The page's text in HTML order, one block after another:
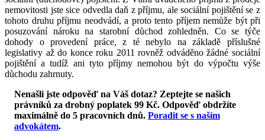
nemovitosti jste sice odvedla daň z příjmu, ale sociální pojištění se z
tohoto druhu příjmu neodvádí, a proto tento příjem nemůže být při
posuzování nároku na starobní důchod zohledněn. Co se týče
dohody o provedení práce, z té nebylo na základě příslušné
legislativy až do konce roku 2011 rovněž odváděno žádné sociální
pojištění a tudíž ani tyto příjmy nemohou být do výpočtu výše
důchodu zahrnuty.
Nenašli jste odpověď na Váš dotaz? Zeptejte se našich
právníků za drobný poplatek 99 Kč. Odpověď obdržíte
maximálně do 5 pracovních dnů. Poradit se s naším
advokátem.